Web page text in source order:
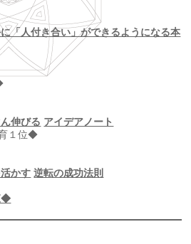
「人付き合い」ができるようになる本
伸びる アイデアノート
１位◆
かす 逆転の成功法則
◆